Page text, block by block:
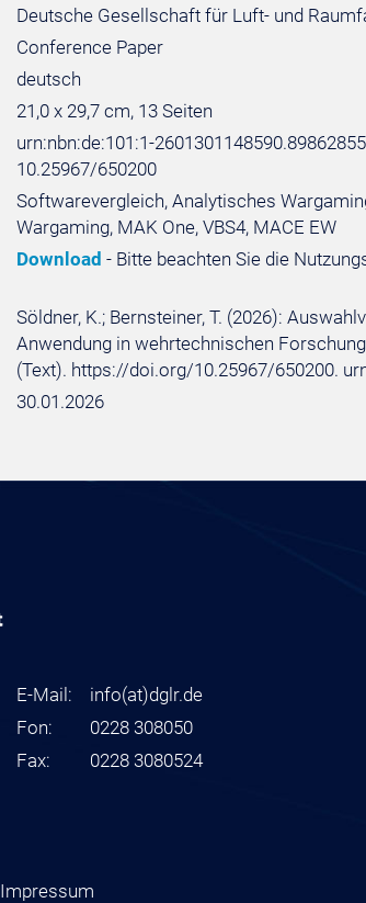
Deutsche Gesellschaft für Luft- und
Conference Paper
deutsch
21,0 x 29,7 cm, 13 Seiten
urn:nbn:de:101:1-
10.25967/650200
Softwarevergleich, Analytisches
Wargaming, MAK One, VBS4, MACE EW
Download - Bitte beachten Sie die
Söldner, K.; Bernsteiner, T. (2026):
Anwendung in wehrtechnischen
(Text). https://doi.org/10.25967/650200.
30.01.2026
E-Mail: info(at)dglr.de
Fon:
0228 308050
Fax:
0228 3080524
Impressum